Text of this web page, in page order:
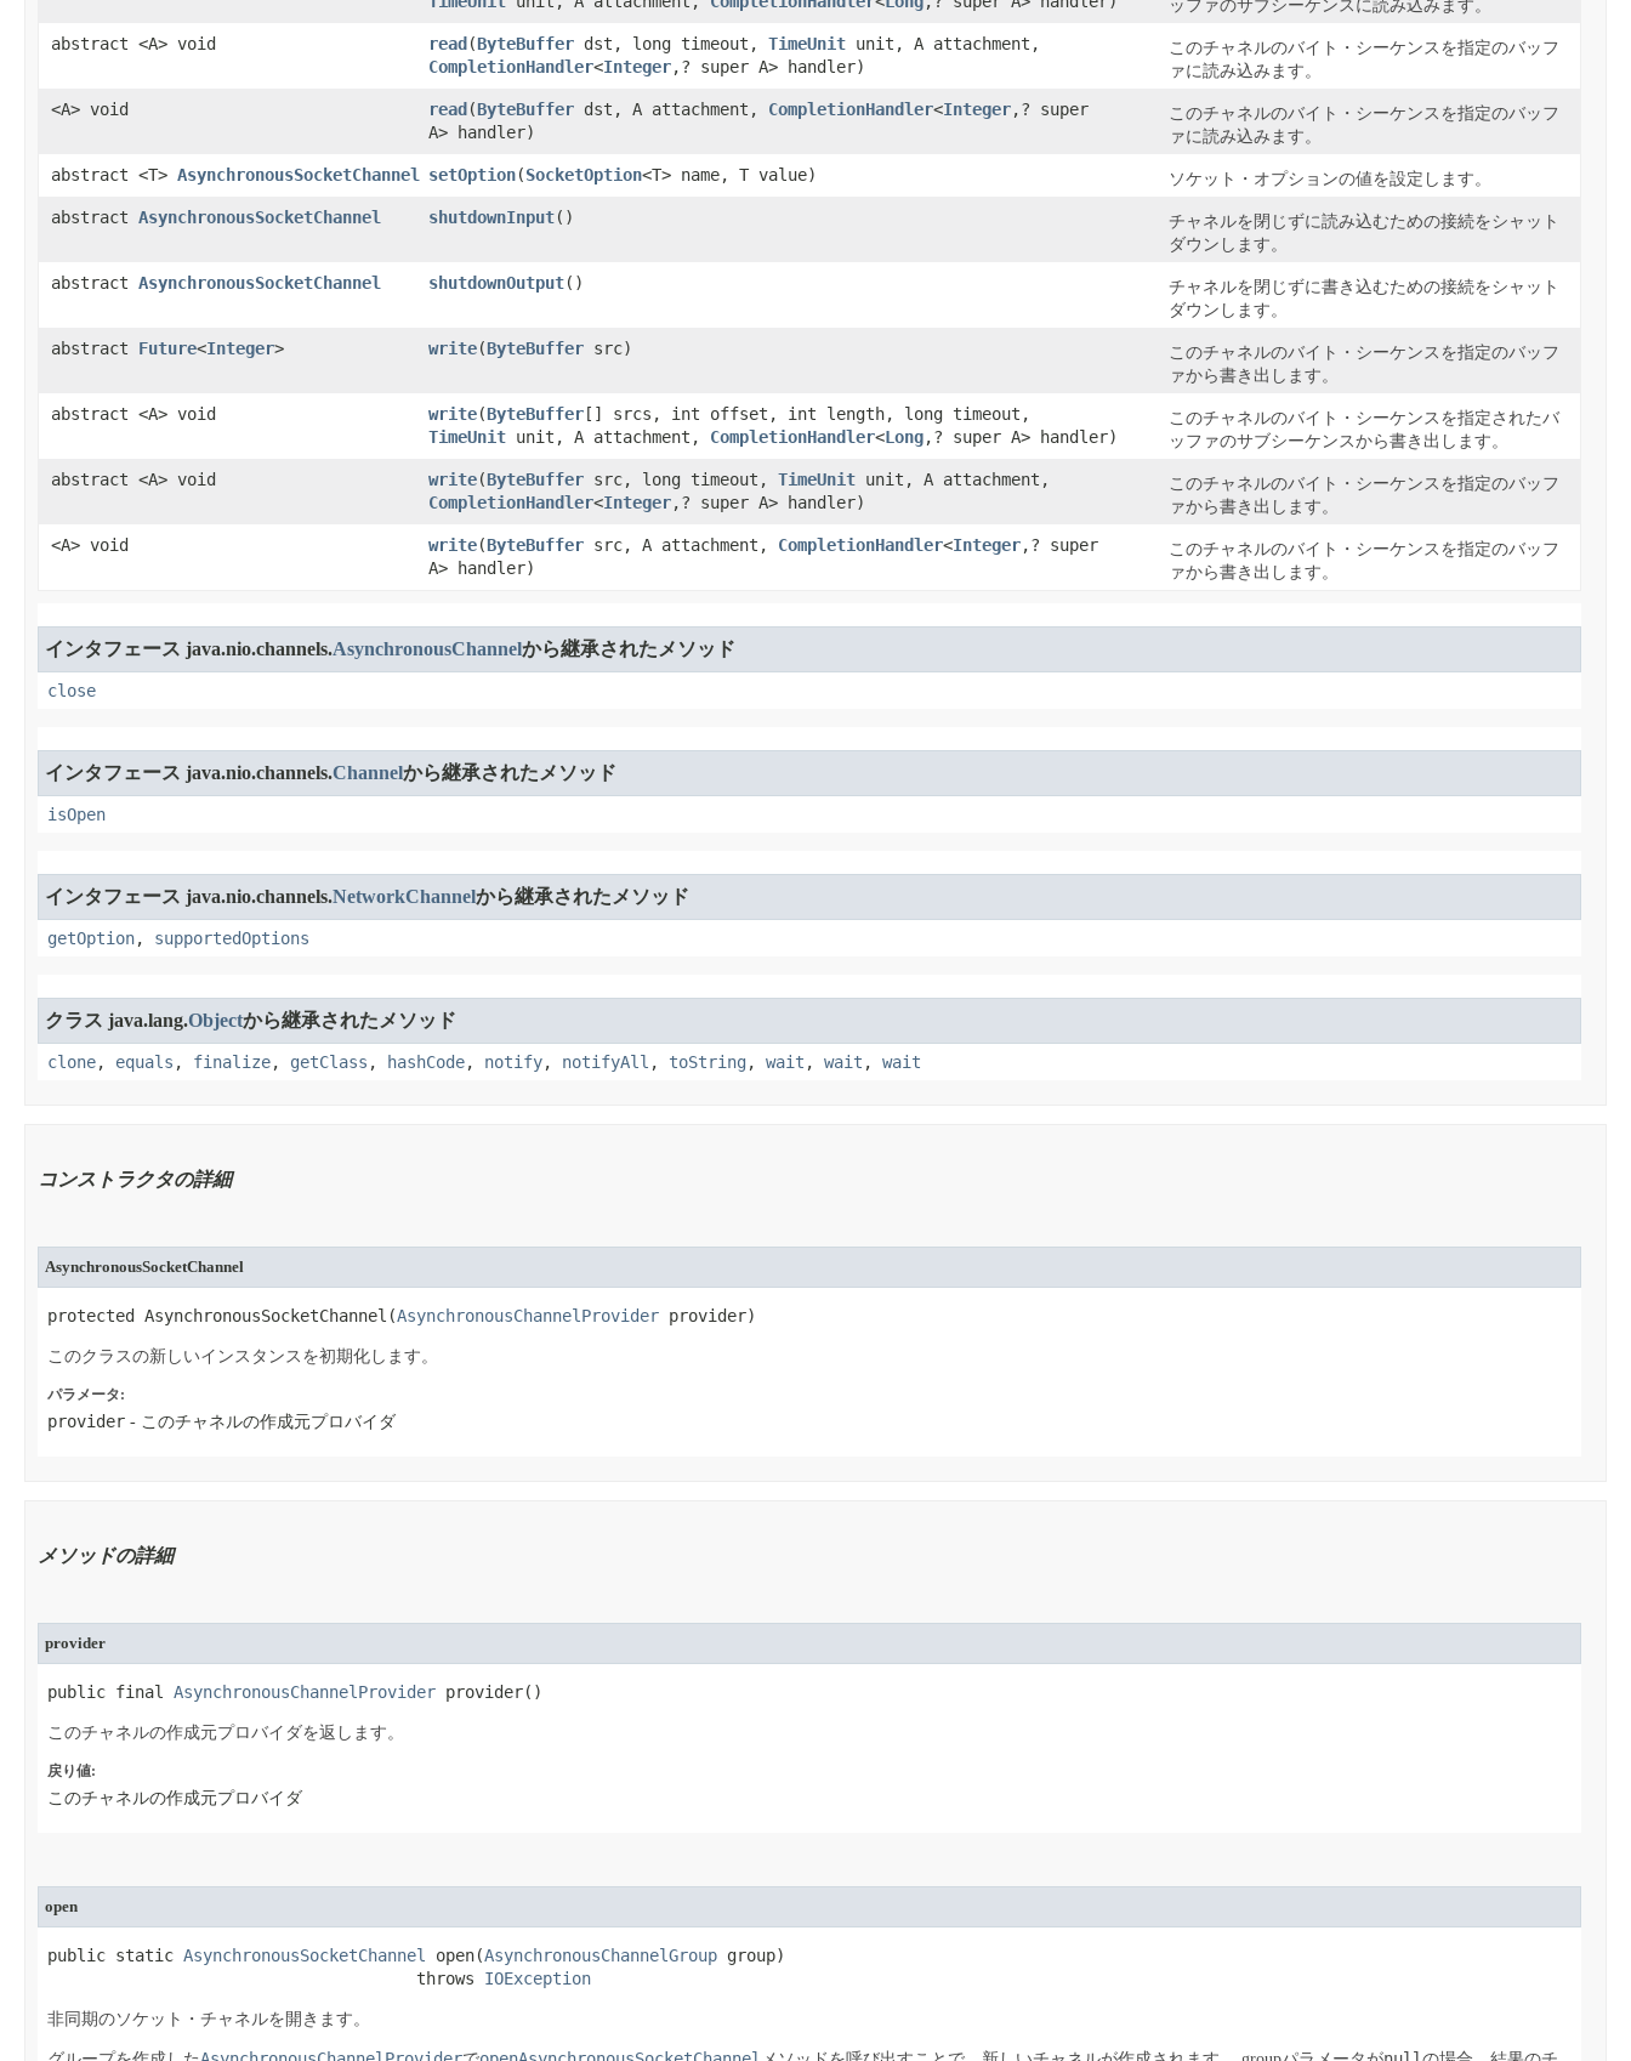
ッファのサブシーケンスに読み込みます。
abstract <A> void read ​(ByteBuffer dst, long timeout, TimeUnit unit, A attachment,
CompletionHandler<Integer,? super A> handler)
このチャネルのバイト・シーケンスを指定のバッフ
ァに読み込みます。
<A> void read ​(ByteBuffer dst, A attachment, CompletionHandler<Integer,? super
A> handler)
このチャネルのバイト・シーケンスを指定のバッフ
ァに読み込みます。
abstract <T> AsynchronousSocketChannel setOption​(SocketOption<T> name, T value) ソケット・オプションの値を設定します。
abstract AsynchronousSocketChannel shutdownInput​()
チャネルを閉じずに読み込むための接続をシャット
ダウンします。
abstract AsynchronousSocketChannel shutdownOutput​()
チャネルを閉じずに書き込むための接続をシャット
ダウンします。
abstract Future<Integer> write​(ByteBuffer src)
このチャネルのバイト・シーケンスを指定のバッフ
ァから書き出します。
abstract <A> void write​(ByteBuffer [] srcs, int offset, int length, long timeout,
TimeUnit unit, A attachment, CompletionHandler<Long,? super A> handler)
このチャネルのバイト・シーケンスを指定されたバ
ッファのサブシーケンスから書き出します。
abstract <A> void write​(ByteBuffer src, long timeout, TimeUnit unit, A attachment,
CompletionHandler<Integer,? super A> handler)
このチャネルのバイト・シーケンスを指定のバッフ
ァから書き出します。
<A> void write​(ByteBuffer src, A attachment, CompletionHandler<Integer,? super
A> handler)
このチャネルのバイト・シーケンスを指定のバッフ
ァから書き出します。
インタフェース java.nio.channels.AsynchronousChannelから継承されたメソッド
close
インタフェース java.nio.channels.Channelから継承されたメソッド
isOpen
インタフェース java.nio.channels.NetworkChannelから継承されたメソッド
getOption, supportedOptions
クラス java.lang.Objectから継承されたメソッド
clone, equals , finalize, getClass , hashCode, notify, notifyAll , toString , wait , wait , wait
コンストラクタの詳細
AsynchronousSocketChannel
protected AsynchronousSocketChannel​(AsynchronousChannelProvider provider)
このクラスの新しいインスタンスを初期化します。
パラメータ:
provider - このチャネルの作成元プロバイダ
メソッドの詳細
provider
public final AsynchronousChannelProvider provider​()
このチャネルの作成元プロバイダを返します。
戻り値:
このチャネルの作成元プロバイダ
open
public static AsynchronousSocketChannel open​(AsynchronousChannelGroup group)
                                      throws
IOException
非同期のソケット・チャネルを開きます。